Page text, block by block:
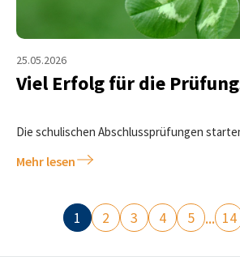
25.05.2026
Viel Erfolg für die
Die schulischen Abschlussprüfungen
Mehr lesen
1 2 3 4 5 ... 14